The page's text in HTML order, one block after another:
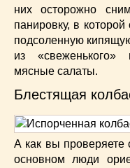
них осторожно
панировку, в
подсоленную
из «свеженького»
мясные салаты.
Блестящая
А как вы проверяете
основном люди